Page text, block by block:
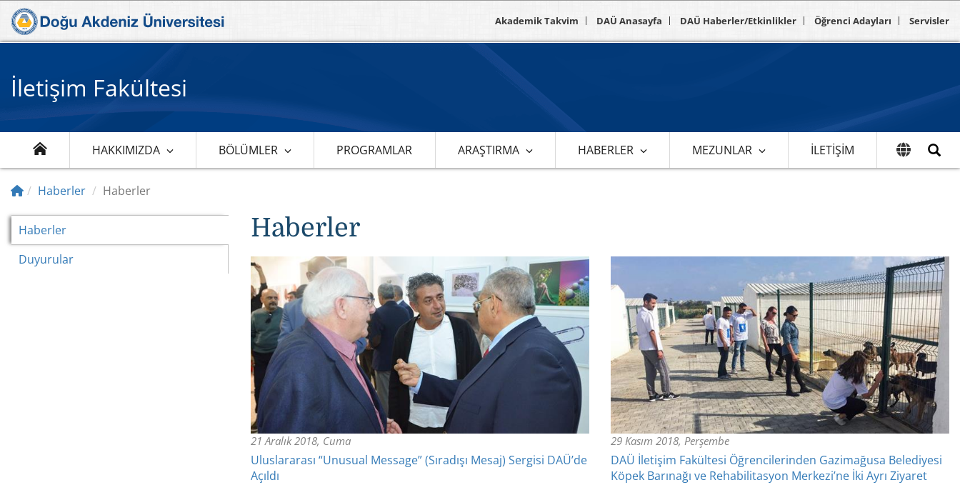
Akademik Takvim DAÜ Anasayfa DAÜ Haberler/Etkinlikler Öğrenci Adayları Servisler
İletişim Fakültesi
HAKKIMIZDA BÖLÜMLER PROGRAMLAR ARAŞTIRMA HABERLER MEZUNLAR İLETIŞIM
Haberler Haberler
Haberler
Duyurular
Haberler
21 Aralık 2018, Cuma
Uluslararası “Unusual Message” (Sıradışı Mesaj) Sergisi DAÜ’de
Açıldı
29 Kasım 2018, Perşembe
DAÜ İletişim Fakültesi Öğrencilerinden Gazimağusa Belediyesi
Köpek Barınağı ve Rehabilitasyon Merkezi’ne İki Ayrı Ziyaret